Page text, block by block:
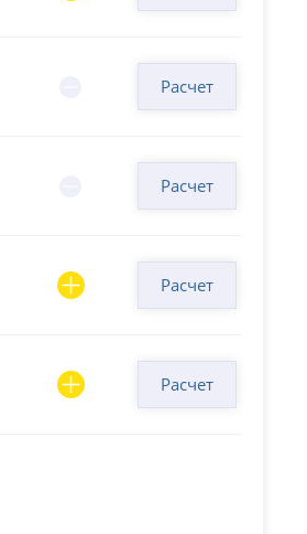
Расчет
Расчет
Расчет
Расчет